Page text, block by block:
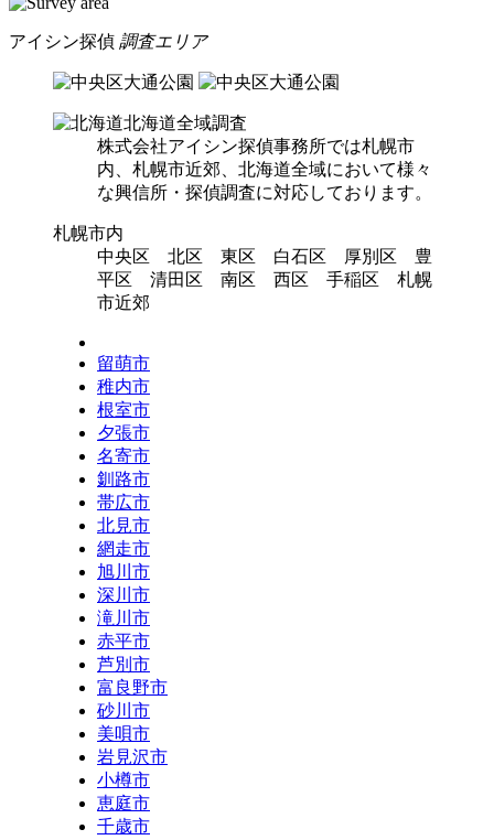
アイシン探偵 調査エリア
北海道全域調査
株式会社アイシン探偵事務所では札幌市
内、札幌市近郊、北海道全域において様々
な興信所・探偵調査に対応しております。
札幌市内
中央区 北区 東区 白石区 厚別区 豊
平区 清田区 南区 西区 手稲区 札幌
市近郊
留萌市
稚内市
根室市
夕張市
名寄市
釧路市
帯広市
北見市
網走市
旭川市
深川市
滝川市
赤平市
芦別市
富良野市
砂川市
美唄市
岩見沢市
小樽市
恵庭市
千歳市